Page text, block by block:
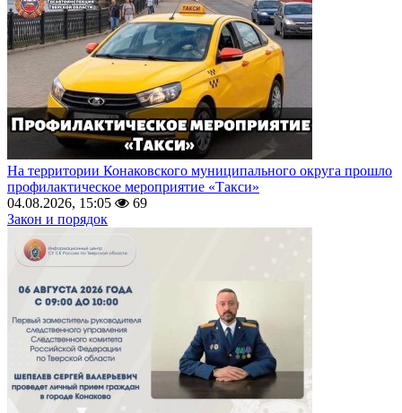
На территории Конаковского муниципального округа прошло
профилактическое мероприятие «Такси»
04.08.2026, 15:05
69
Закон и порядок